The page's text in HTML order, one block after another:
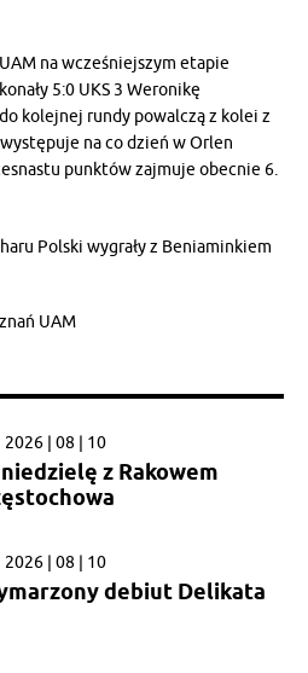
na wcześniejszym etapie
5:0 UKS 3 Weronikę
kolejnej rundy powalczą z kolei z
na co dzień w Orlen
punktów zajmuje obecnie 6.
Polski wygrały z Beniaminkiem
UAM
2026 | 08 | 10
z Rakowem
2026 | 08 | 10
debiut Delikata